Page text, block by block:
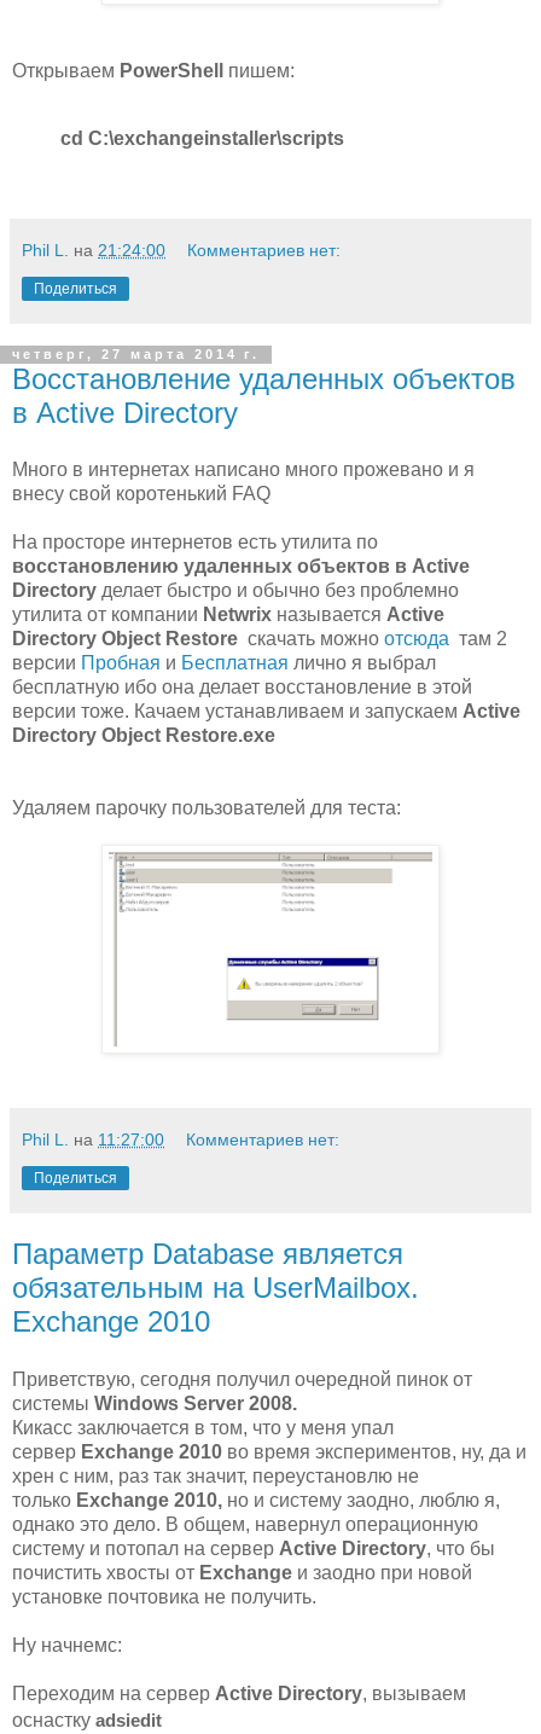
Открываем PowerShell пишем:
cd C:\exchangeinstaller\scripts
Phil L. на 21:24:00 Комментариев нет:
Поделиться
четверг, 27 марта 2014 г.
Восстановление удаленных объектов
в Active Directory
Много в интернетах написано много прожевано и я
внесу свой коротенький FAQ
На просторе интернетов есть утилита по
восстановлению удаленных объектов в Active
Directory делает быстро и обычно без проблемно
утилита от компании Netwrix называется Active
Directory Object Restore скачать можно отсюда там 2
версии Пробная и Бесплатная лично я выбрал
бесплатную ибо она делает восстановление в этой
версии тоже. Качаем устанавливаем и запускаем Active
Directory Object Restore.exe
Удаляем парочку пользователей для теста:
Phil L. на 11:27:00 Комментариев нет:
Поделиться
Параметр Database является
обязательным на UserMailbox.
Exchange 2010
Приветствую, сегодня получил очередной пинок от
системы Windows Server 2008.
Кикасс заключается в том, что у меня упал
сервер Exchange 2010 во время экспериментов, ну, да и
хрен с ним, раз так значит, переустановлю не
только Exchange 2010, но и систему заодно, люблю я,
однако это дело. В общем, навернул операционную
систему и потопал на сервер Active Directory, что бы
почистить хвосты от Exchange и заодно при новой
установке почтовика не получить.
Ну начнемс:
Переходим на сервер Active Directory, вызываем
оснастку adsiedit